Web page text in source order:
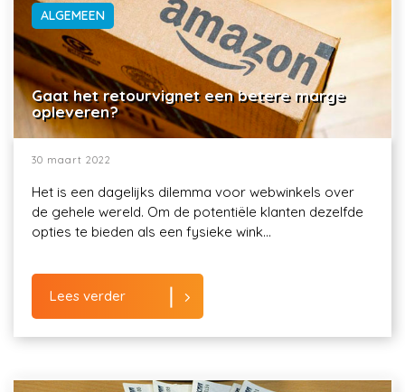
ALGEMEEN
Gaat het retourvignet een betere marge
opleveren?
30 maart 2022
Het is een dagelijks dilemma voor webwinkels over
de gehele wereld. Om de potentiële klanten dezelfde
opties te bieden als een fysieke wink...
Lees verder